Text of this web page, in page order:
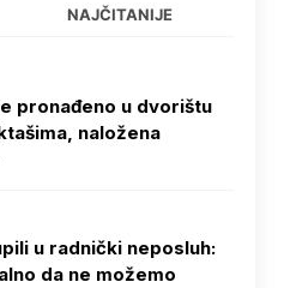
NAJČITANIJE
pronađeno u dvorištu
naložena
u radnički neposluh:
da ne možemo